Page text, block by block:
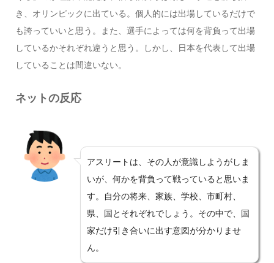
き、オリンピックに出ている。個人的には出場しているだけで
も誇っていいと思う。また、選手によっては何を背負って出場
しているかそれぞれ違うと思う。しかし、日本を代表して出場
していることは間違いない。
ネットの反応
アスリートは、その人が意識しようがしま
いが、何かを背負って戦っていると思いま
す。自分の将来、家族、学校、市町村、
県、国とそれぞれでしょう。その中で、国
家だけ引き合いに出す意図が分かりませ
ん。